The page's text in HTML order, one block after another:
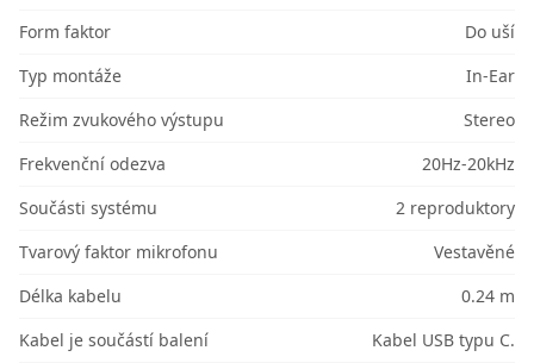
Form faktor
Do uší
Typ montáže
In-Ear
Režim zvukového výstupu
Stereo
Frekvenční odezva
20Hz-20kHz
Součásti systému
2 reproduktory
Tvarový faktor mikrofonu
Vestavěné
Délka kabelu
0.24 m
Kabel je součástí balení
Kabel USB typu C.